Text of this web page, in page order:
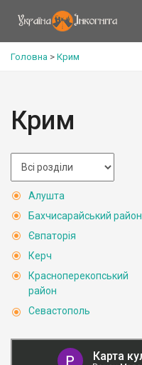
Головна > Крим
Крим
Алушта
Бахчисарайський район
Євпаторія
Керч
Красноперекопський
район
Севастополь